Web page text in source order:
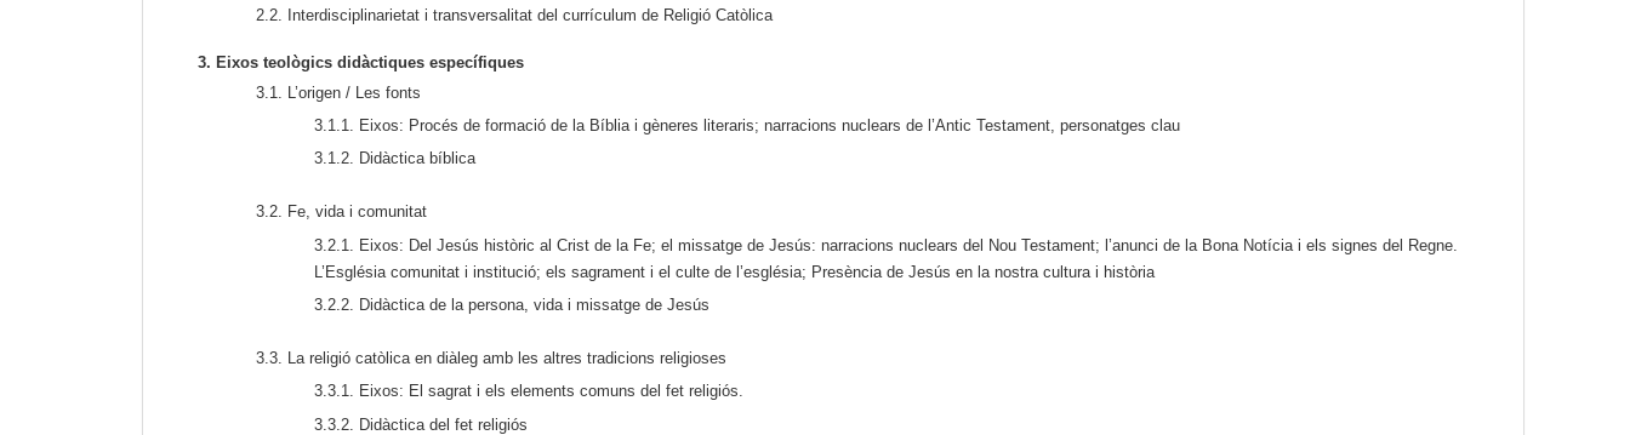
2.2. Interdisciplinarietat i transversalitat del currículum de Religió Catòlica
3. Eixos teològics didàctiques específiques
3.1. L’origen / Les fonts
3.1.1. Eixos: Procés de formació de la Bíblia i gèneres literaris; narracions nuclears de l’Antic Testament, personatges clau
3.1.2. Didàctica bíblica
3.2. Fe, vida i comunitat
3.2.1. Eixos: Del Jesús històric al Crist de la Fe; el missatge de Jesús: narracions nuclears del Nou Testament; l’anunci de la Bona Notícia i els signes del Regne.
L’Església comunitat i institució; els sagrament i el culte de l’església; Presència de Jesús en la nostra cultura i història
3.2.2. Didàctica de la persona, vida i missatge de Jesús
3.3. La religió catòlica en diàleg amb les altres tradicions religioses
3.3.1. Eixos: El sagrat i els elements comuns del fet religiós.
3.3.2. Didàctica del fet religiós